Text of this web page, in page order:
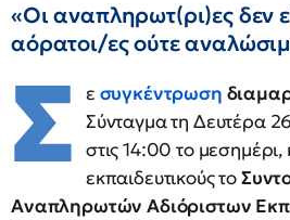
«Οι αναπληρωτ(ρι)ες δεν
αόρατοι/ες ούτε
Σ ε συγκέντρωση
Σύνταγμα τη Δευτέρα
στις 14:00 το μεσημέρι,
εκπαιδευτικούς το
Αναπληρωτών Αδιόριστων